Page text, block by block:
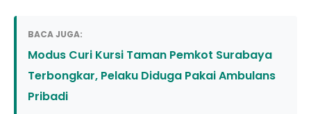
BACA JUGA:
Modus Curi Kursi Taman Pemkot Surabaya
Terbongkar, Pelaku Diduga Pakai Ambulans
Pribadi